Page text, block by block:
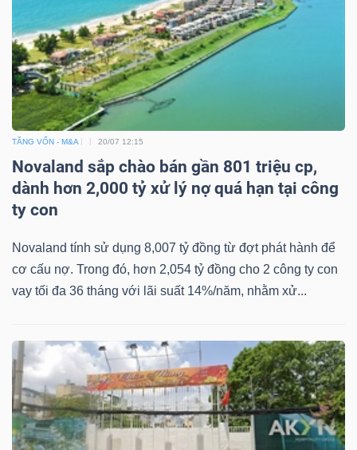
TĂNG VỐN - M&A 20/07 12:15
Novaland sắp chào bán gần 801 triệu cp,
dành hơn 2,000 tỷ xử lý nợ quá hạn tại công
ty con
Novaland tính sử dụng 8,007 tỷ đồng từ đợt phát hành để
cơ cấu nợ. Trong đó, hơn 2,054 tỷ đồng cho 2 công ty con
vay tối đa 36 tháng với lãi suất 14%/năm, nhằm xử...